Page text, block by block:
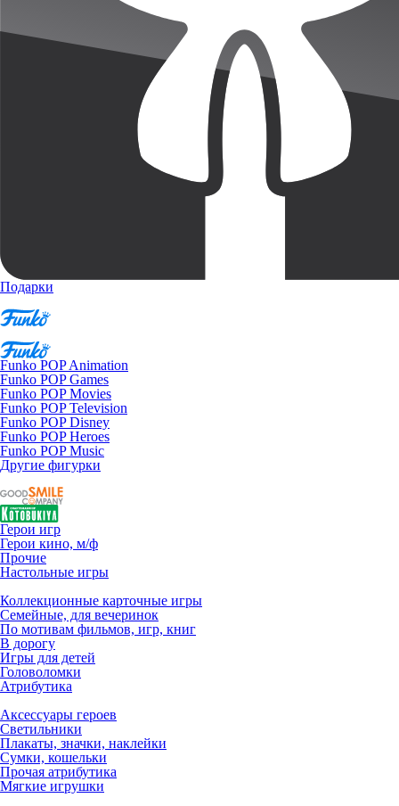
Подарки
Funko POP Animation
Funko POP Games
Funko POP Movies
Funko POP Television
Funko POP Disney
Funko POP Heroes
Funko POP Music
Другие фигурки
Герои игр
Герои кино, м/ф
Прочие
Настольные игры
Коллекционные карточные игры
Семейные, для вечеринок
По мотивам фильмов, игр, книг
В дорогу
Игры для детей
Головоломки
Атрибутика
Аксессуары героев
Светильники
Плакаты, значки, наклейки
Сумки, кошельки
Прочая атрибутика
Мягкие игрушки